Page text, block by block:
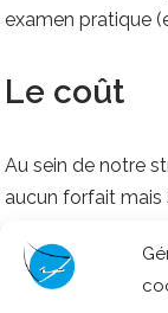
examen pratique
Le coût
Au sein de notre
aucun forfait mais
en vol est
faudra compter